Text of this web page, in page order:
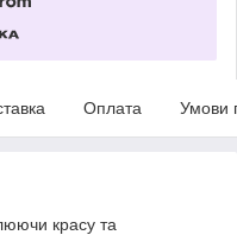
Оплата Умови
красу та